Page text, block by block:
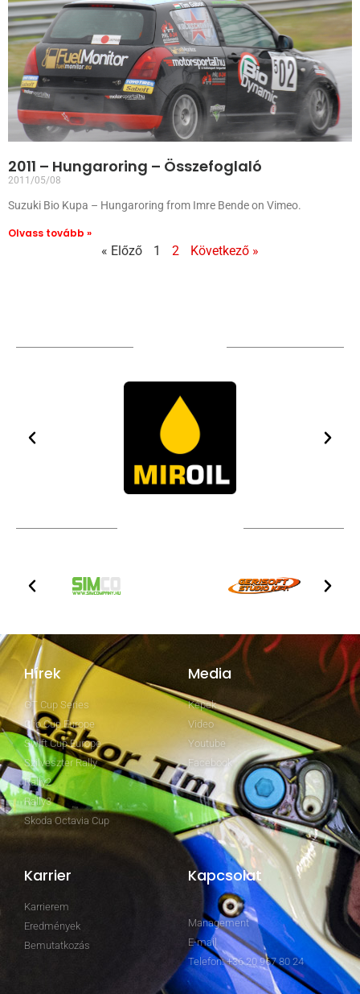
2011 – Hungaroring – Összefoglaló
2011/05/08
Suzuki Bio Kupa – Hungaroring from Imre Bende on Vimeo.
Olvass tovább »
« Előző 1 2 Következő »
Hírek
GT Cup Series
Clio Cup Europe
Swift Cup Europe
Szilveszter Rally
Rally2
Rally3
Skoda Octavia Cup
Media
Képek
Video
Youtube
Facebook
Karrier
Karrierem
Eredmények
Bemutatkozás
Kapcsolat
Management
E-mail
Telefon: +36 20 967 80 24